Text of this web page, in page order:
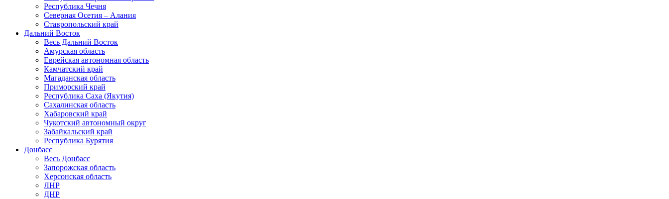
Республика Чечня
Северная Осетия – Алания
Ставропольский край
Дальний Восток
Весь Дальний Восток
Амурская область
Еврейская автономная область
Камчатский край
Магаданская область
Приморский край
Республика Саха (Якутия)
Сахалинская область
Хабаровский край
Чукотский автономный округ
Забайкальский край
Республика Бурятия
Донбасс
Весь Донбасс
Запорожская область
Херсонская область
ЛНР
ДНР